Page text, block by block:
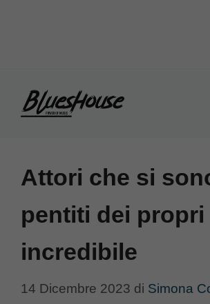
Attori che si
pentiti dei
incredibile
14 Dicembre 2023 di Simona